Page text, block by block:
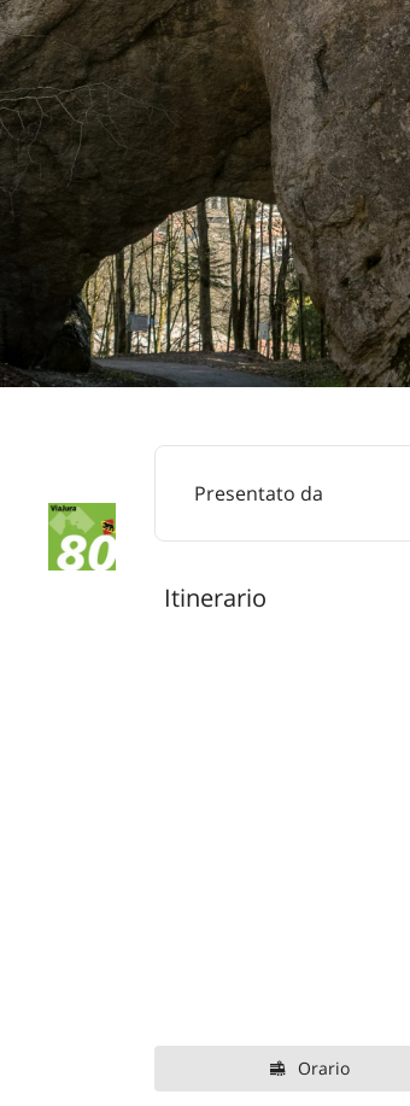
Presentato da
Itinerario
Orario